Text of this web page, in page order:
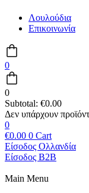
Λουλούδια
Επικοινωνία
0
0
Subtotal: €0.00
0
€0.00 0 Cart
Είσοδος Ολλανδία
Είσοδος B2B
Main Menu